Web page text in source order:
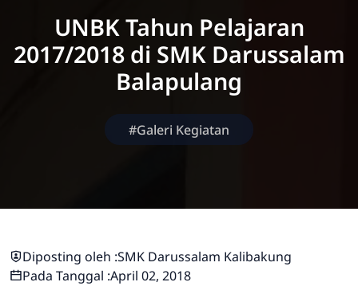
UNBK Tahun Pelajaran
2017/2018 di SMK Darussalam
Balapulang
#Galeri Kegiatan
Diposting oleh :SMK Darussalam Kalibakung
Pada Tanggal :April 02, 2018